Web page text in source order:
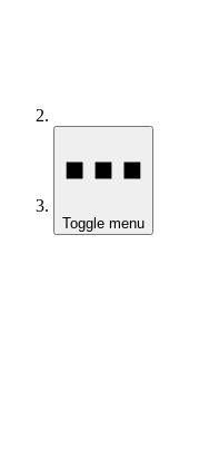
Toggle menu